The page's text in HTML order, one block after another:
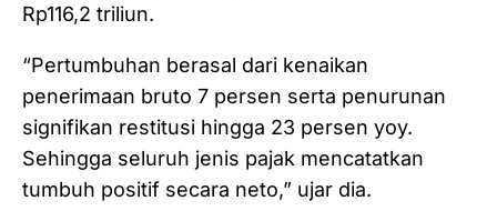
Rp116,2 triliun.
“Pertumbuhan berasal dari kenaikan
penerimaan bruto 7 persen serta penurunan
signifikan restitusi hingga 23 persen yoy.
Sehingga seluruh jenis pajak mencatatkan
tumbuh positif secara neto,” ujar dia.